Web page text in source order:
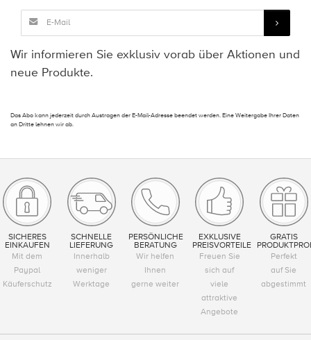
Wir informieren Sie exklusiv vorab über Aktionen und
neue Produkte.
Das Abo kann jederzeit durch Austragen der E-Mail-Adresse beendet werden. Eine Weitergabe Ihrer Daten
an Dritte lehnen wir ab.
SICHERES
EINKAUFEN
Mit dem
Paypal
Käuferschutz
SCHNELLE
LIEFERUNG
Innerhalb
weniger
Werktage
PERSÖNLICHE
BERATUNG
Wir helfen
Ihnen
gerne weiter
EXKLUSIVE
PREISVORTEILE
Freuen Sie
sich auf
viele
attraktive
Angebote
GRATIS
Perfekt
auf Sie
abgestimmt